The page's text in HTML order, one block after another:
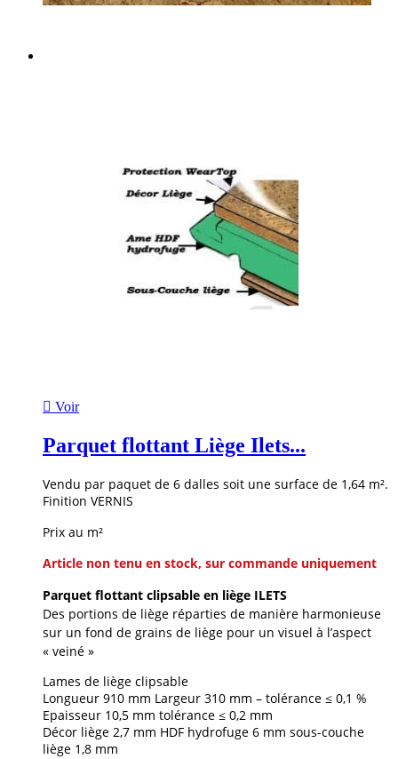
 Voir
Parquet flottant Liège Ilets...
Vendu par paquet de 6 dalles soit une surface de 1,64 m².
Finition VERNIS
Prix au m²
Article non tenu en stock, sur commande uniquement
Parquet flottant clipsable en liège ILETS
Des portions de liège réparties de manière harmonieuse
sur un fond de grains de liège pour un visuel à l’aspect
« veiné »
Lames de liège clipsable
Longueur 910 mm Largeur 310 mm – tolérance ≤ 0,1 %
Epaisseur 10,5 mm tolérance ≤ 0,2 mm
Décor liège 2,7 mm HDF hydrofuge 6 mm sous-couche
liège 1,8 mm